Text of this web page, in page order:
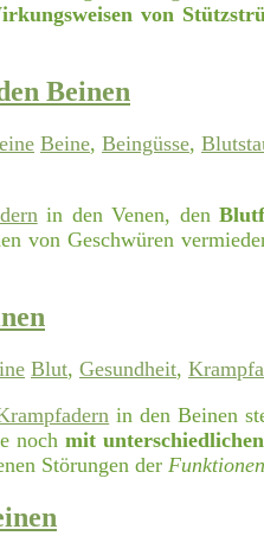
von
Beinen
Beine, Beingüsse,
in den Venen, den
von Geschwüren
Blut, Gesundheit,
in den Beinen
nochmit
Störungen der